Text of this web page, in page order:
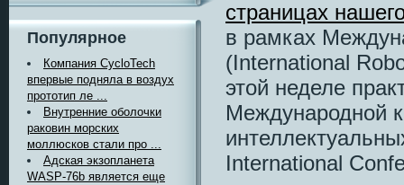
Популярное
Компания CycloTech
впервые подняла в воздух
прототип ле ...
Внутренние оболочки
раковин морских
моллюсков стали про ...
Адская экзопланета
WASP-76b является еще
страницах
в рамках
(International
этой неделе
Международной
International